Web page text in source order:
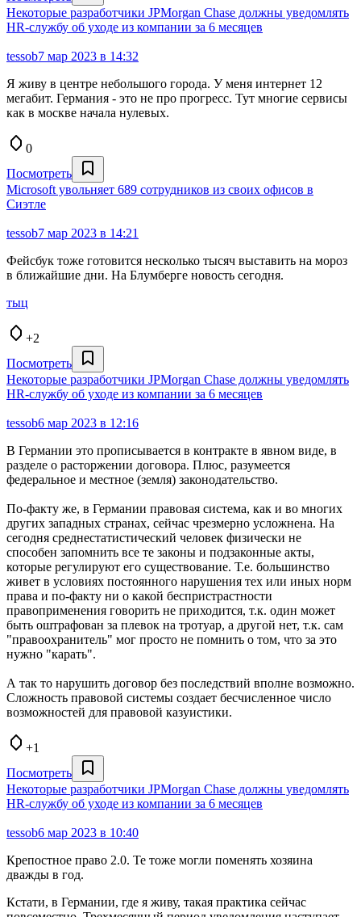
Некоторые разработчики JPMorgan Chase должны уведомлять
HR-службу об уходе из компании за 6 месяцев
tessob7 мар 2023 в 14:32
Я живу в центре небольшого города. У меня интернет 12
мегабит. Германия - это не про прогресс. Тут многие сервисы
как в москве начала нулевых.
0
Посмотреть
Microsoft увольняет 689 сотрудников из своих офисов в
Сиэтле
tessob7 мар 2023 в 14:21
Фейсбук тоже готовится несколько тысяч выставить на мороз
в ближайшие дни. На Блумберге новость сегодня.
тыц
+2
Посмотреть
Некоторые разработчики JPMorgan Chase должны уведомлять
HR-службу об уходе из компании за 6 месяцев
tessob6 мар 2023 в 12:16
В Германии это прописывается в контракте в явном виде, в
разделе о расторжении договора. Плюс, разумеется
федеральное и местное (земля) законодательство.
По-факту же, в Германии правовая система, как и во многих
других западных странах, сейчас чрезмерно усложнена. На
сегодня среднестатистический человек физически не
способен запомнить все те законы и подзаконные акты,
которые регулируют его существование. Т.е. большинство
живет в условиях постоянного нарушения тех или иных норм
права и по-факту ни о какой беспристрастности
правоприменения говорить не приходится, т.к. один может
быть оштрафован за плевок на тротуар, а другой нет, т.к. сам
"правоохранитель" мог просто не помнить о том, что за это
нужно "карать".
А так то нарушить договор без последствий вполне возможно.
Сложность правовой системы создает бесчисленное число
возможностей для правовой казуистики.
+1
Посмотреть
Некоторые разработчики JPMorgan Chase должны уведомлять
HR-службу об уходе из компании за 6 месяцев
tessob6 мар 2023 в 10:40
Крепостное право 2.0. Те тоже могли поменять хозяина
дважды в год.
Кстати, в Германии, где я живу, такая практика сейчас